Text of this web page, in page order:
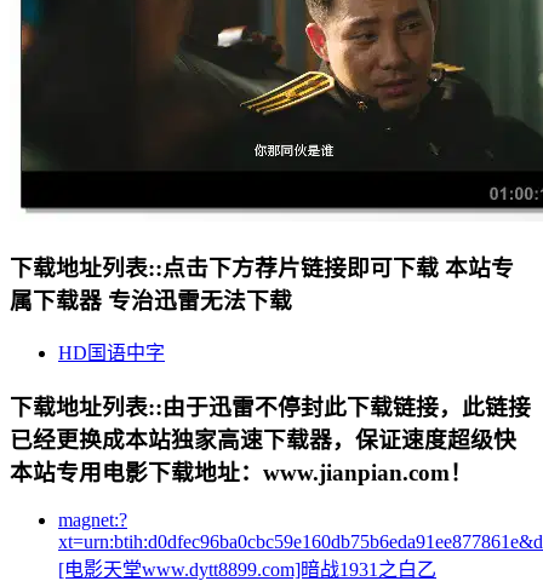
下载地址列表::点击下方荐片链接即可下载 本站专
属下载器 专治迅雷无法下载
HD国语中字
下载地址列表::由于迅雷不停封此下载链接，此链接
已经更换成本站独家高速下载器，保证速度超级快
本站专用电影下载地址：www.jianpian.com！
magnet:?
[电影天堂www.dytt8899.com]暗战1931之白乙